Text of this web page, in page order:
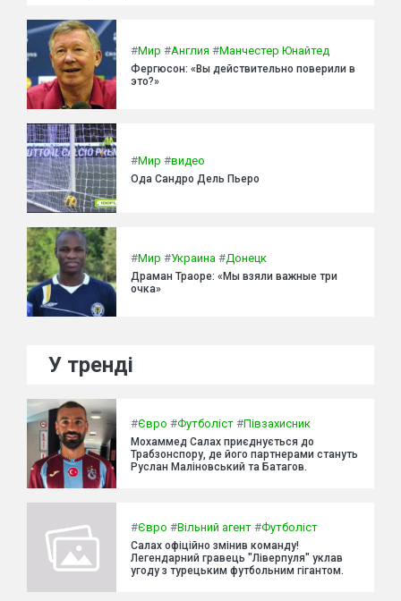
#Мир #Англия #Манчестер Юнайтед
Фергюсон: «Вы действительно поверили в
это?»
#Мир #видео
Ода Сандро Дель Пьеро
#Мир #Украина #Донецк
Драман Траоре: «Мы взяли важные три
очка»
У тренді
#Євро #Футболіст #Півзахисник
Мохаммед Салах приєднується до
Трабзонспору, де його партнерами стануть
Руслан Маліновський та Батагов.
#Євро #Вільний агент #Футболіст
Салах офіційно змінив команду!
Легендарний гравець "Ліверпуля" уклав
угоду з турецьким футбольним гігантом.